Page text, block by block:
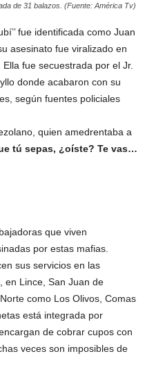
de 31 balazos. (Fuente: América Tv)
fue identificada como Juan
asesinato fue viralizado en
fue secuestrada por el Jr.
donde acabaron con su
según fuentes policiales
quien amedrentaba a
tú sepas, ¿oíste? Te vas…
que viven
por estas mafias.
sus servicios en las
en Lince, San Juan de
como Los Olivos, Comas
está integrada por
de cobrar cupos con
veces son imposibles de